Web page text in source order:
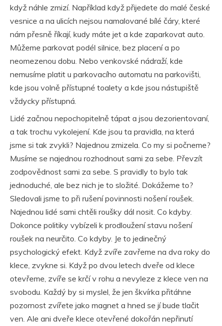
když náhle zmizí. Například když přijedete do malé české
vesnice a na ulicích nejsou namalované bílé čáry, které
nám přesně říkají, kudy máte jet a kde zaparkovat auto.
Můžeme parkovat podél silnice, bez placení a po
neomezenou dobu. Nebo venkovské nádraží, kde
nemusíme platit u parkovacího automatu na parkovišti,
kde jsou volně přístupné toalety a kde jsou nástupiště
vždycky přístupná.
Lidé začnou nepochopitelně tápat a jsou dezorientovaní,
a tak trochu vykolejení. Kde jsou ta pravidla, na která
jsme si tak zvykli? Najednou zmizela. Co my si počneme?
Musíme se najednou rozhodnout sami za sebe. Převzít
zodpovědnost sami za sebe. S pravidly to bylo tak
jednoduché, ale bez nich je to složité. Dokážeme to?
Sledovali jsme to při rušení povinnosti nošení roušek.
Najednou lidé sami chtěli roušky dál nosit. Co kdyby.
Dokonce politiky vybízeli k prodloužení stavu nošení
roušek na neurčito. Co kdyby. Je to jedinečný
psychologický efekt. Když zvíře zavřeme na dva roky do
klece, zvykne si. Když po dvou letech dveře od klece
otevřeme, zvíře se krčí v rohu a nevyleze z klece ven na
svobodu. Každý by si myslel, že jen škvírka přitáhne
pozornost zvířete jako magnet a hned se jí bude tlačit
ven. Ale ani dveře klece otevřené dokořán nepřinutí